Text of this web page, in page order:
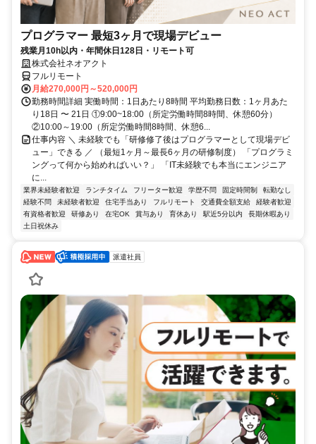
プログラマー 最短3ヶ月で現場デビュー
残業月10h以内・年間休日128日・リモート可
株式会社ネオアクト
フルリモート
月給270,000円～520,000円
勤務時間詳細 実働時間：1日あたり8時間 平均勤務日数：1ヶ月あた
り18日 〜 21日 ①9:00~18:00（所定労働時間8時間、休憩60分）
②10:00～19:00（所定労働時間8時間、休憩6...
仕事内容 ＼ 未経験でも「研修修了後はプログラマーとして現場デビ
ュー」できる ／ （最短1ヶ月～最長6ヶ月の研修制度） 「プログラミ
ングって何から始めればいい？」 「IT未経験でも本当にエンジニア
に...
業界未経験者歓迎 ランチタイム フリーター歓迎 学歴不問 固定時間制
転勤なし
経験不問
未経験者歓迎 住宅手当あり フルリモート 交通費全額支給
経験者歓迎
有資格者歓迎
研修あり 在宅OK 賞与あり 育休あり 駅近5分以内
長期休暇あり
土日祝休み
派遣社員